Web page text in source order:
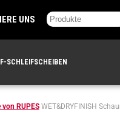
UNS
SCHLEIFSCHEIBEN
RUPES WET&DRYFINISH